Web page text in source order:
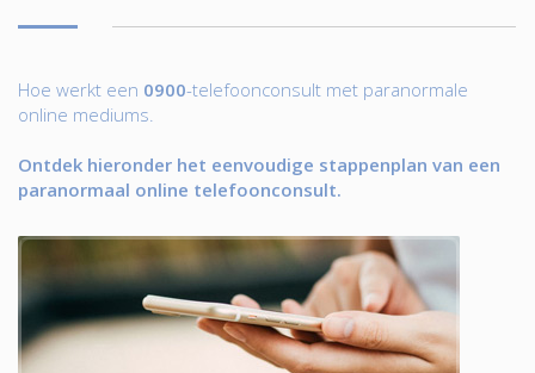
Hoe werkt een 0900-telefoonconsult met paranormale
online mediums.
Ontdek hieronder het eenvoudige stappenplan van een
paranormaal online telefoonconsult.